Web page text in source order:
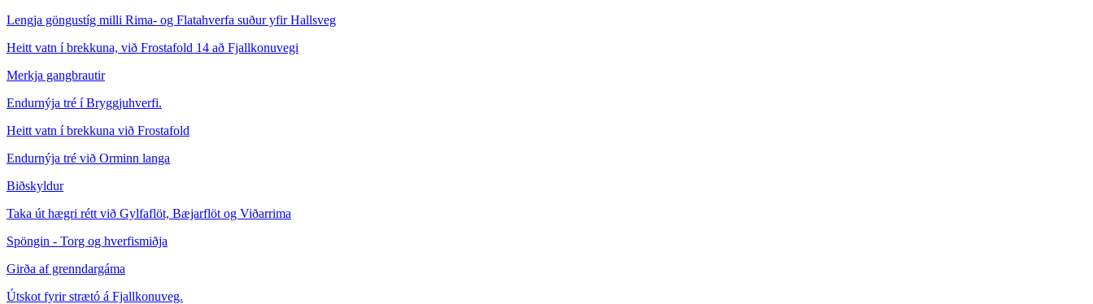
Lengja göngustíg milli Rima- og Flatahverfa suður yfir Hallsveg
Heitt vatn í brekkuna, við Frostafold 14 að Fjallkonuvegi
Merkja gangbrautir
Endurnýja tré í Bryggjuhverfi.
Heitt vatn í brekkuna við Frostafold
Endurnýja tré við Orminn langa
Biðskyldur
Taka út hægri rétt við Gylfaflöt, Bæjarflöt og Viðarrima
Spöngin - Torg og hverfismiðja
Girða af grenndargáma
Útskot fyrir strætó á Fjallkonuveg.